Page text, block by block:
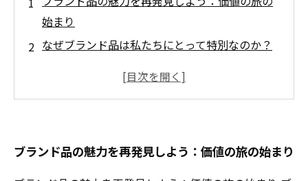
始まり
なぜブランド品は私たちにとって特別なのか？
日常生活で見失いがちなブランド品の価値と
知識と視点が変える！ブランド品の新しい見方
ブランド品の魅力を再発見しよう：価値の旅の始まり